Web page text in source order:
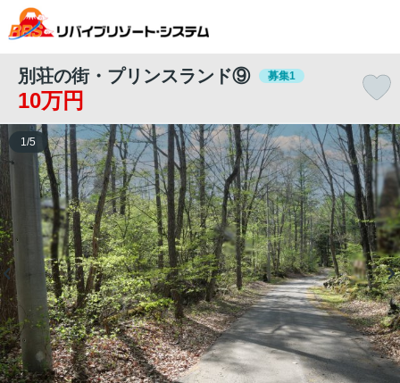
別荘の街・プリンスランド⑨ 募集1
10万円
1 /5